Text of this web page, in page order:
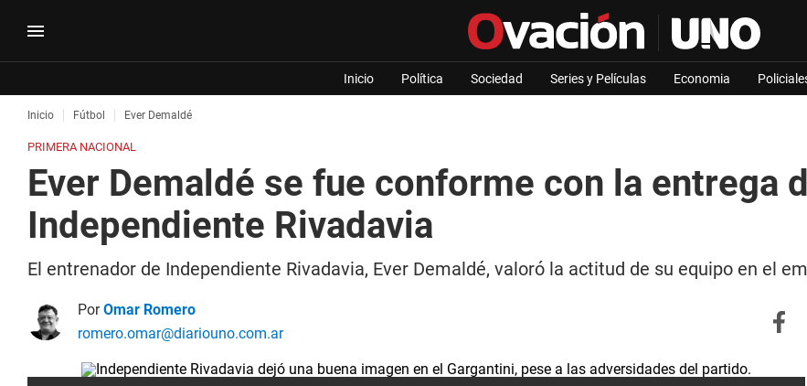
Inicio Política Sociedad Series y Películas Economia
Inicio Fútbol Ever Demaldé
PRIMERA NACIONAL
Ever Demaldé se fue conforme con la entrega
Independiente Rivadavia
El entrenador de Independiente Rivadavia, Ever Demaldé, valoró la actitud de su equipo en el
PorOmar Romero
romero.omar@diariouno.com.ar